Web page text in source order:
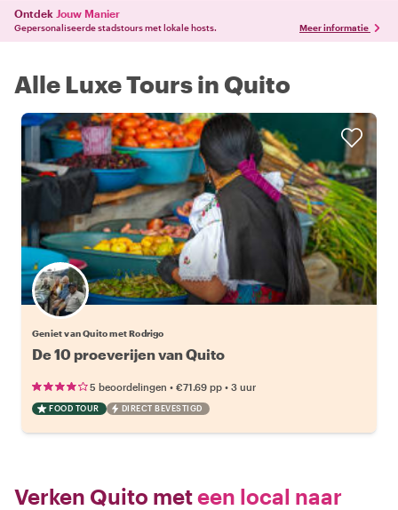
Ontdek Jouw Manier
Gepersonaliseerde stadstours met lokale hosts. Meer informatie
Alle Luxe Tours in Quito
Geniet van Quito met Rodrigo
De 10 proeverijen van Quito
5 beoordelingen • €71.69 pp • 3 uur
FOOD TOUR DIRECT BEVESTIGD
Verken Quito meteen local naar